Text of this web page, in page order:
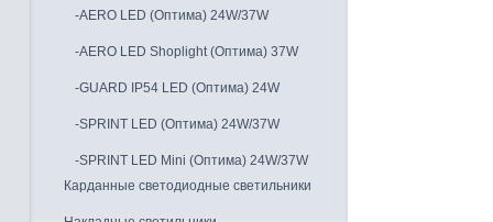
-AERO LED (Оптима) 24W/37W
-AERO LED Shoplight (Оптима) 37W
-GUARD IP54 LED (Оптима) 24W
-SPRINT LED (Оптима) 24W/37W
-SPRINT LED Mini (Оптима) 24W/37W
Карданные светодиодные светильники